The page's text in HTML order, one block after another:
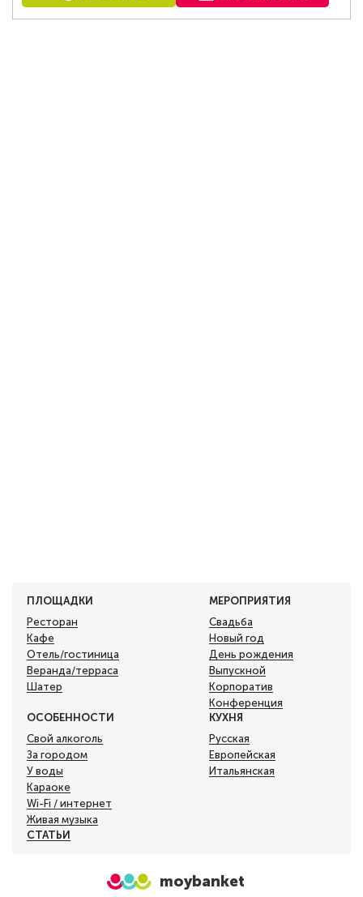
ПЛОЩАДКИ
Ресторан
Кафе
Отель/гостиница
Веранда/терраса
Шатер
МЕРОПРИЯТИЯ
Свадьба
Новый год
День рождения
Выпускной
Корпоратив
Конференция
ОСОБЕННОСТИ
Свой алкоголь
За городом
У воды
Караоке
Wi-Fi / интернет
Живая музыка
КУХНЯ
Русская
Европейская
Итальянская
СТАТЬИ
moybanket